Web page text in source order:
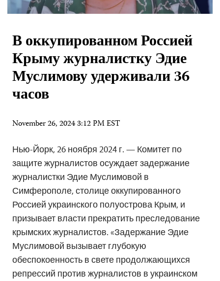
В оккупированном Россией
Крыму журналистку Эдие
Муслимову удерживали 36
часов
November 26, 2024 3:12 PM EST
Нью-Йорк, 26 ноября 2024 г. — Комитет по
защите журналистов осуждает задержание
журналистки Эдие Муслимовой в
Симферополе, столице оккупированного
Россией украинского полуострова Крым, и
призывает власти прекратить преследование
крымских журналистов. «Задержание Эдие
Муслимовой вызывает глубокую
обеспокоенность в свете продолжающихся
репрессий против журналистов в украинском